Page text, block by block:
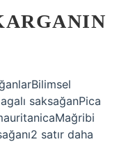
saksağanPica
satır daha